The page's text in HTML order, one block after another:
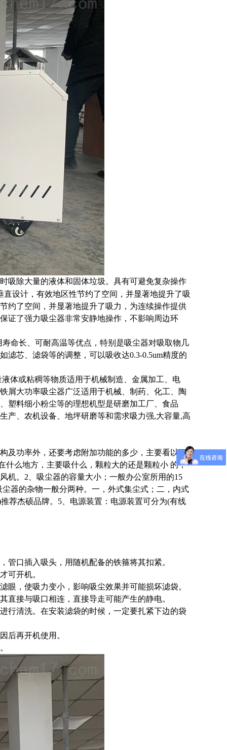
吸除大量的液体和固体垃圾。具有可避免复杂操作
设计，有效地区性节约了空间，并显著地提升了吸
约了空间，并显著地提升了吸力，为连续操作提供
证了强力吸尘器非常安静地操作，不影响周边环
命长、可耐高温等优点，特别是吸尘器对吸取物几
芯、滤袋等的调整，可以吸收达0.3-0.5um精度的
体或粘稠等物质适用于机械制造、金属加工、电
屑大功率吸尘器广泛适用于机械、制药、化工、陶
塑料细小粉尘等的理想机型是研磨加工厂、食品
产、农机设备、地坪研磨等和需求吸力强,大容量,高
功率外，还要考虑附加功能的多少，主要看以下
什么地方，主要吸什么，颗粒大的还是颗粒小 的，
机。 2、 吸尘器的容量大小；一般办公室所用的15
器的杂物一般分两种。一，外式集尘式；二，内式
荐杰硕品牌。 5、 电源装置：电源装置可分为(有线
管口插入吸头，用随机配备的铁箍将其扣紧。
可开机。
眼，使吸力变小，影响吸尘效果并可能损坏滤袋。
直接与吸口相连，直接导走可能产生的静电。
行清洗。在安装滤袋的时候，一定要扎紧下边的袋
后再开机使用。